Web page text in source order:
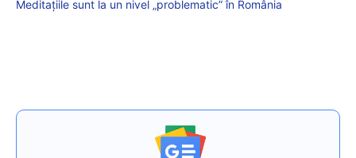
Meditațiile sunt la un nivel „problematic” în România